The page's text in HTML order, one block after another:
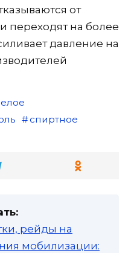
от
переходят на более
давление на
спиртное
рейды на
мобилизации: